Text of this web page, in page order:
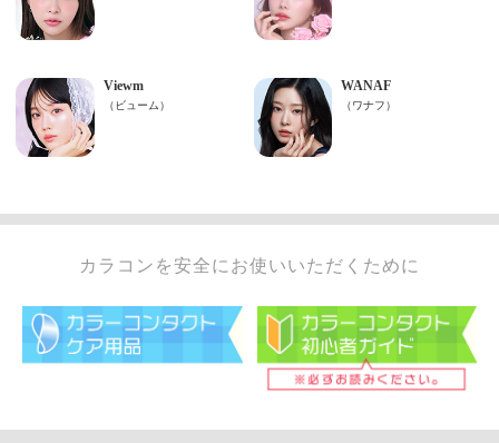
カラコンを安全にお使いいただくために